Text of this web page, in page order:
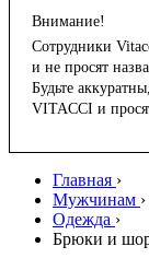
Внимание!
Сотрудники
и не просят
Будьте
VITACCI и
Главная ›
Мужчинам ›
Одежда ›
Брюки и